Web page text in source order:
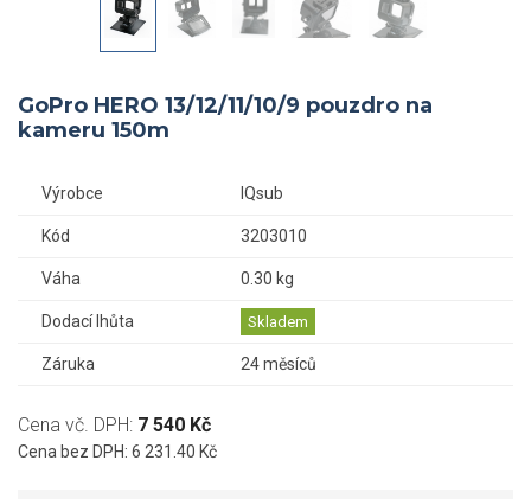
GoPro HERO 13/12/11/10/9 pouzdro na
kameru 150m
Výrobce IQsub
Kód 3203010
Váha 0.30 kg
Dodací lhůta Skladem
Záruka 24 měsíců
Cena vč. DPH: 7 540 Kč
Cena bez DPH: 6 231.40 Kč